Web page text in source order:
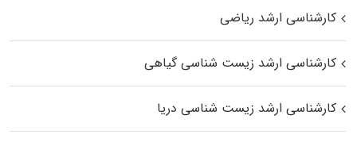
کارشناسی ارشد ریاضی
کارشناسی ارشد زیست‌ شناسی گیاهی
کارشناسی ارشد زیست‌ شناسی دریا